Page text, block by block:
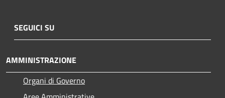
SEGUICI SU
AMMINISTRAZIONE
Organi di Governo